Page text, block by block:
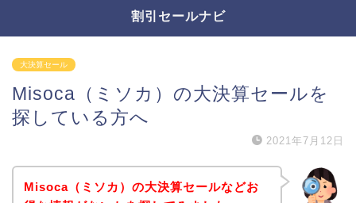
割引セールナビ
大決算セール
Misoca（ミソカ）の大決算セールを
探している方へ
2021年7月12日
Misoca（ミソカ）の大決算セールなどお